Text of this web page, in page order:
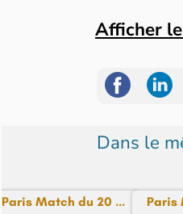
Afficher
Dans le
Paris Match du 20 ... Paris